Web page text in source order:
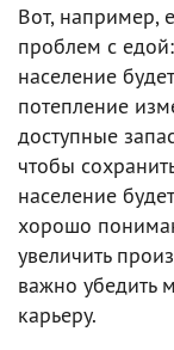
Вот, например,
проблем с
население
потепление
доступные
чтобы
население
хорошо
увеличить
важно убедить
карьеру.